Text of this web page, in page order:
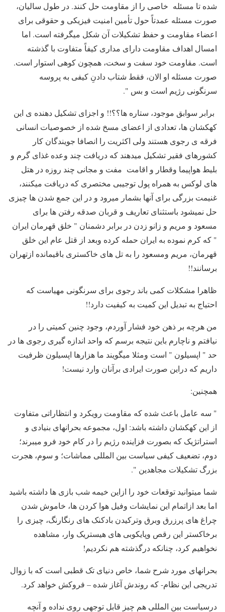
شده تا مسئله خاصى را از مقاومت حل کنند. در طول سالیان،
صورت مسئله عمدتاً حول تأمین امنیت فیزیکى و حقوقى براى
اعضاء مقاومت و حفظ تشکیلات آن شکل میگرفته است. اما
امسال اهداف مقاومت داراى مدارى کیفاً متفاوت با گذشته
است. مقاومت خود سفت و سخت، همچون کوهى استوار است.
صورت مسئله او الان، فقط شتاب دادنِ کیفى به پروسه
سرنگونى رژیم است و بس ".
برابر سوابق موجود، ستاره ها؟؟!! و اجزای تشکیل دهنده ی این
کهکشان ها، تعدادی از اعضای مسخ شده از خصوصیات انسانی
فرقه ی رجوی هستند ولی اکثریت را انصافا جویندگان کار
کشورهای فقیر تشکیل میدهند که دریافت چند وعده غذای گرم و
بلیط هواپیما وقطار و اقامت مفت و مجانی چند روزه در هتل
های لوکس به همراه پول توجیبی مختصری که دریافت میکنند،
غنیمت بزرگی برای آنها بشمار میرود و در این جمع شدن ها چیزی
حل نمیشود باستثنای تعاریف و قربان صدقه رفتن ها برای
مسعود و مریم و زانو زدن در برابر دشمنان " خلق قهرمان ایران
" که کرم نموده به ایران حمله کرده وبعد از قتل عام این خلق
قهرمان، مریم ومسعود را به تل های خاکستری باقیمانده ازتهران
برسانند!!
ظاهرا مشکلات کمی باند رجوی برای سرنگونی مهیاست که
احتیاج به تبدیل این کمیت به کیفیت دارد!!
من هرچه بر ذهن خود فشار آوردم، وجود چنین کمیتی را در
نیافتم و ناچارم باین نتیجه برسم که واحد اندازه گیری رجوی ها در
حد " اپسیلون " است ومثلا میگویند ما هزارها اپسیلون ظرفیت
داریم که دراین صورت ایرادی برآنان وارد نیست!
همچنین:
" سه عامل باعث شده که مقاومت رویکرد و انتظاراتى متفاوت
از این کهکشان داشته باشد: اول، مجموعه بحرانهاى بنیادى و
استراتژیک که بصورت فزاینده رژیم را در کام خود فرو میبرند؛
دوم، تضعیف کیفى سیاست بین المللى مماشات؛ و سوم، هجرت
بزرگ تشکیلات مجاهدین ".
شما میتوانید توقعات خود را ازاین خیمه شب بازی ها داشته باشید
اما بعد ازاتمام این نمایشات وفیل هوا کردن ها، خاموش شدن
چراغ های پرزرق وبرق وترکیدن بادکنک های رنگارنگ، چیزی را
برخاکستر این رقص وپایکوبی های هیستریک وار، مشاهده
نخواهیم کرد، چنانکه درگذشته هم نکردیم!
بحرانهای مورد شرح شما، خاص دنیای تک قطبی است که با زوال
تدریجی این نظام- که روندش آغاز شده – فروکش خواهد کرد.
درسیاست بین المللی هم چیز قابل توجهی روی نداده و آنچه